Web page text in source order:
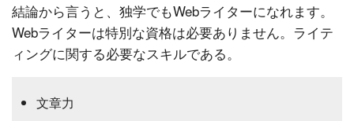
結論から言うと、独学でもWebライターになれます。
Webライターは特別な資格は必要ありません。ライテ
ィングに関する必要なスキルである。
文章力